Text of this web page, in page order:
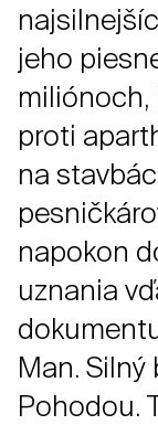
jeho
miliónoch,
proti
na
napokon
uznania
Man.
Pohodou.